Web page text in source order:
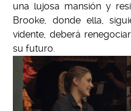
una lujosa mansión y
Brooke, donde ella,
vidente, deberá
su futuro.